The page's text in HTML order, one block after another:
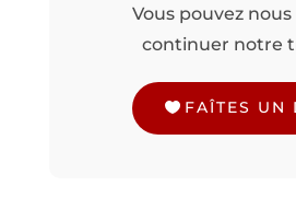
Vous pouvez
continuer notre
FAÎTES UN